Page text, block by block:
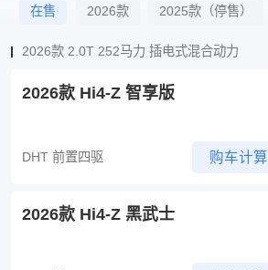
在售 2026款 2025款（停售）
2026款 2.0T 252马力 插电式混合动力
2026款 Hi4-Z 智享版
DHT 前置四驱 购车计算
2026款 Hi4-Z 黑武士